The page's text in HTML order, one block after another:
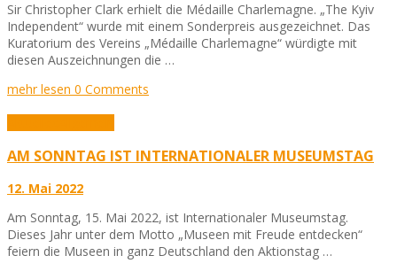
Sir Christopher Clark erhielt die Médaille Charlemagne. „The Kyiv
Independent“ wurde mit einem Sonderpreis ausgezeichnet. Das
Kuratorium des Vereins „Médaille Charlemagne“ würdigte mit
diesen Auszeichnungen die …
mehr lesen 0 Comments
AM SONNTAG IST INTERNATIONALER MUSEUMSTAG
12. Mai 2022
Am Sonntag, 15. Mai 2022, ist Internationaler Museumstag.
Dieses Jahr unter dem Motto „Museen mit Freude entdecken“
feiern die Museen in ganz Deutschland den Aktionstag …